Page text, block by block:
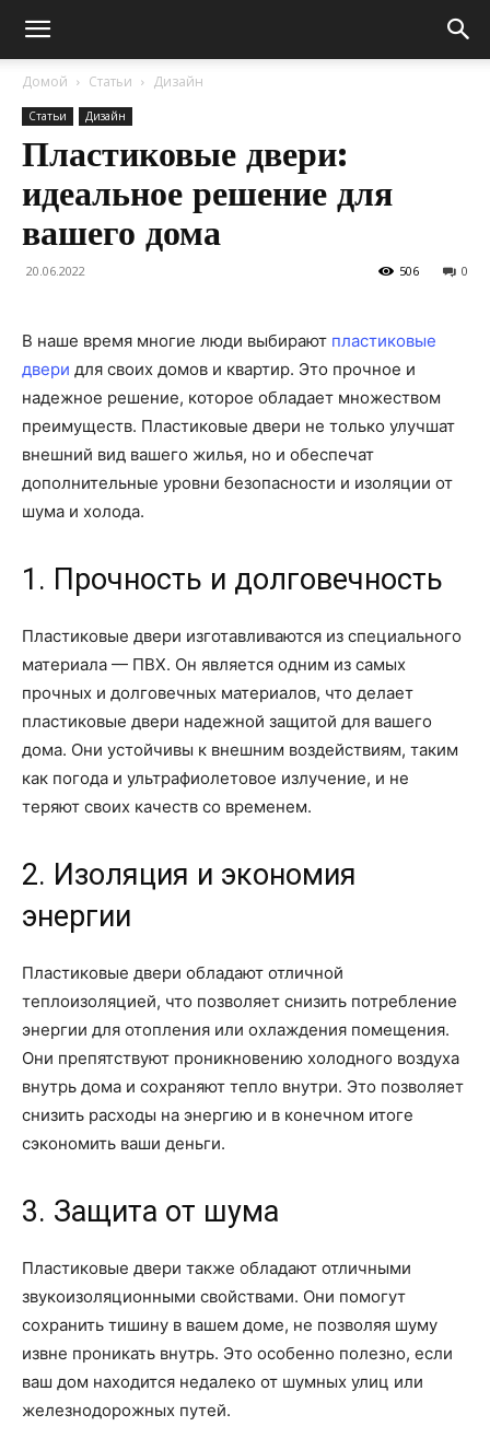
Домой Статьи Дизайн
Статьи Дизайн
Пластиковые двери:
идеальное решение для
вашего дома
20.06.2022 0
506
В наше время многие люди выбирают пластиковые
двери для своих домов и квартир. Это прочное и
надежное решение, которое обладает множеством
преимуществ. Пластиковые двери не только улучшат
внешний вид вашего жилья, но и обеспечат
дополнительные уровни безопасности и изоляции от
шума и холода.
1. Прочность и долговечность
Пластиковые двери изготавливаются из специального
материала — ПВХ. Он является одним из самых
прочных и долговечных материалов, что делает
пластиковые двери надежной защитой для вашего
дома. Они устойчивы к внешним воздействиям, таким
как погода и ультрафиолетовое излучение, и не
теряют своих качеств со временем.
2. Изоляция и экономия
энергии
Пластиковые двери обладают отличной
теплоизоляцией, что позволяет снизить потребление
энергии для отопления или охлаждения помещения.
Они препятствуют проникновению холодного воздуха
внутрь дома и сохраняют тепло внутри. Это позволяет
снизить расходы на энергию и в конечном итоге
сэкономить ваши деньги.
3. Защита от шума
Пластиковые двери также обладают отличными
звукоизоляционными свойствами. Они помогут
сохранить тишину в вашем доме, не позволяя шуму
извне проникать внутрь. Это особенно полезно, если
ваш дом находится недалеко от шумных улиц или
железнодорожных путей.